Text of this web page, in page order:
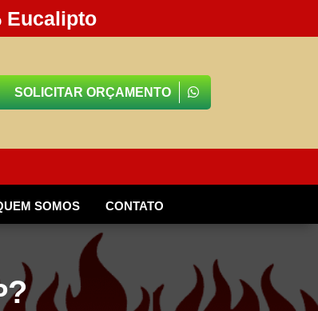
Eucalipto
SOLICITAR ORÇAMENTO
SOMOS CONTATO
?